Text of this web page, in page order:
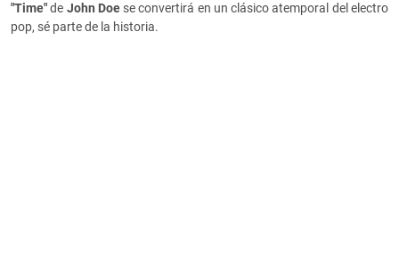
"Time"de John Doese convertirá en un clásico atemporal del electro
pop, sé parte de la historia.